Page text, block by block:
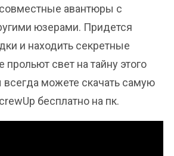
авантюры с
юзерами. Придется
и находить секретные
прольют свет на тайну этого
всегда можете скачать самую
бесплатно на пк.